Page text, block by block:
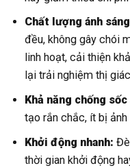
Chất lượng ánh
đều, không gây chói
linh hoạt, cải thiện
lại trải nghiệm thị
Khả năng chống
tạo rắn chắc, ít bị
Khởi động nhanh:
thời gian khởi động